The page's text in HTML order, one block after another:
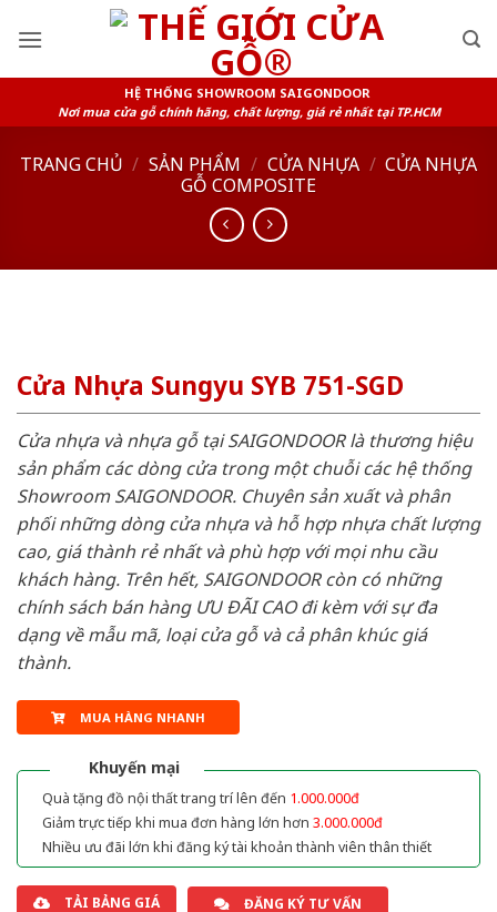
HỆ THỐNG SHOWROOM SAIGONDOOR
Nơi mua cửa gỗ chính hãng, chất lượng, giá rẻ nhất tại TP.HCM
TRANG CHỦ / SẢN PHẨM / CỬA NHỰA / CỬA NHỰA
GỖ COMPOSITE
Cửa Nhựa Sungyu SYB 751-SGD
Cửa nhựa và nhựa gỗ tại SAIGONDOOR là thương hiệu
sản phẩm các dòng cửa trong một chuỗi các hệ thống
Showroom SAIGONDOOR. Chuyên sản xuất và phân
phối những dòng cửa nhựa và hỗ hợp nhựa chất lượng
cao, giá thành rẻ nhất và phù hợp với mọi nhu cầu
khách hàng. Trên hết, SAIGONDOOR còn có những
chính sách bán hàng ƯU ĐÃI CAO đi kèm với sự đa
dạng về mẫu mã, loại cửa gỗ và cả phân khúc giá
thành.
MUA HÀNG NHANH
Khuyến mại
Quà tặng đồ nội thất trang trí lên đến 1.000.000đ
Giảm trực tiếp khi mua đơn hàng lớn hơn 3.000.000đ
Nhiều ưu đãi lớn khi đăng ký tài khoản thành viên thân thiết
TẢI BẢNG GIÁ ĐĂNG KÝ TƯ VẤN